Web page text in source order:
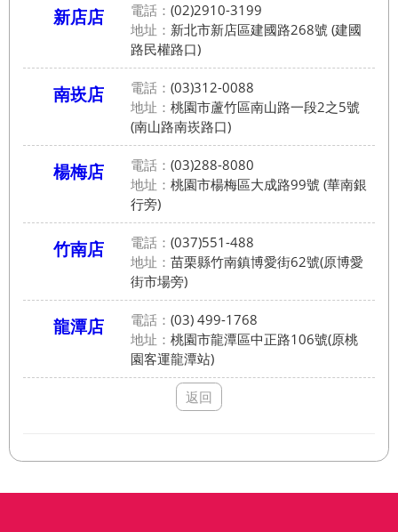
新店店 電話： (02)2910-3199
地址： 新北市新店區建國路268號 (建國
路民權路口)
南崁店 電話： (03)312-0088
地址： 桃園市蘆竹區南山路一段2之5號
(南山路南崁路口)
楊梅店 電話： (03)288-8080
地址： 桃園市楊梅區大成路99號 (華南銀
行旁)
竹南店 電話： (037)551-488
地址： 苗栗縣竹南鎮博愛街62號(原博愛
街市場旁)
龍潭店 電話： (03) 499-1768
地址： 桃園市龍潭區中正路106號(原桃
園客運龍潭站)
返回